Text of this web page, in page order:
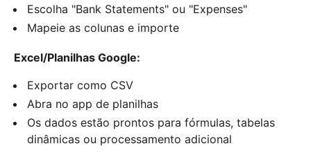
Escolha "Bank Statements" ou "Expenses"
Mapeie as colunas e importe
Excel/Planilhas Google:
Exportar como CSV
Abra no app de planilhas
Os dados estão prontos para fórmulas, tabelas
dinâmicas ou processamento adicional